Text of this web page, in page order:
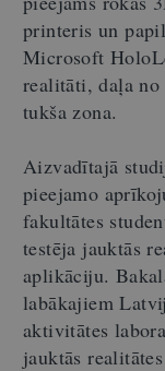
printeris un
Microsoft
realitāti, daļa
tukša zona.
Aizvadītajā
pieejamo
fakultātes
testēja jauktās
aplikāciju.
labākajiem
aktivitātes
jauktās